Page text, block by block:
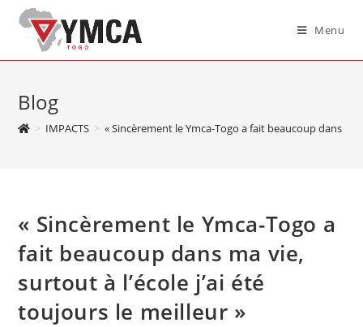
Menu
Blog
> IMPACTS > « Sincèrement le Ymca-Togo a fait beaucoup dans
« Sincèrement le Ymca-Togo a
fait beaucoup dans ma vie,
surtout à l’école j’ai été
toujours le meilleur »